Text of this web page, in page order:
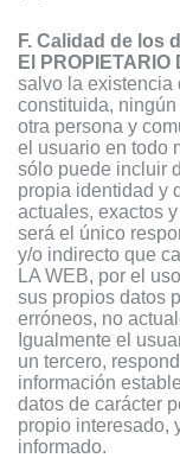
F. Calidad de los
El PROPIETARIO
salvo la existencia
constituida,
otra persona y
el usuario en todo
sólo puede incluir
propia identidad y
actuales, exactos
será el único
y/o indirecto que
LA WEB, por el
sus propios datos
erróneos, no
Igualmente el
un tercero,
información
datos de carácter
propio interesado,
informado.